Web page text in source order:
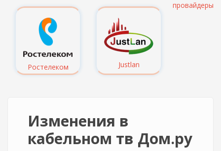
Ростелеком Justlan
провайдеры
Изменения в
кабельном тв Дом.ру